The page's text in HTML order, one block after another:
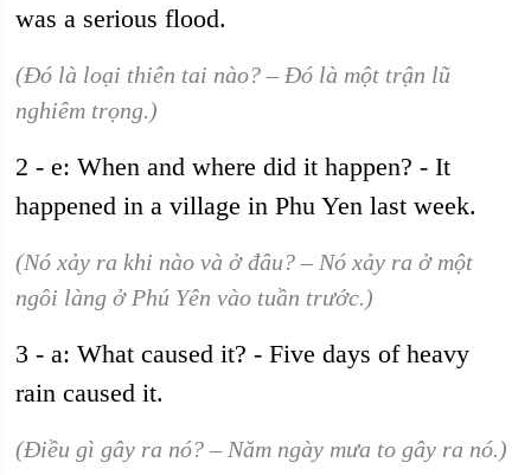
was a serious flood.
(Đó là loại thiên tai nào? – Đó là một trận lũ
nghiêm trọng.)
2 - e: When and where did it happen? - It
happened in a village in Phu Yen last week.
(Nó xảy ra khi nào và ở đâu? – Nó xảy ra ở một
ngôi làng ở Phú Yên vào tuần trước.)
3 - a: What caused it? - Five days of heavy
rain caused it.
(Điều gì gây ra nó? – Năm ngày mưa to gây ra nó.)